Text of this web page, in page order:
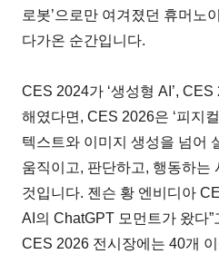
로봇’으로만 여겨졌던 휴머노
다가온 순간입니다.
CES 2024가 ‘생성형 AI’, CES
해였다면, CES 2026은 ‘피지
텍스트와 이미지 생성을 넘어
움직이고, 판단하고, 행동하는
것입니다. 젠슨 황 엔비디아
AI의 ChatGPT 모먼트가 왔다
CES 2026 전시장에는 40개